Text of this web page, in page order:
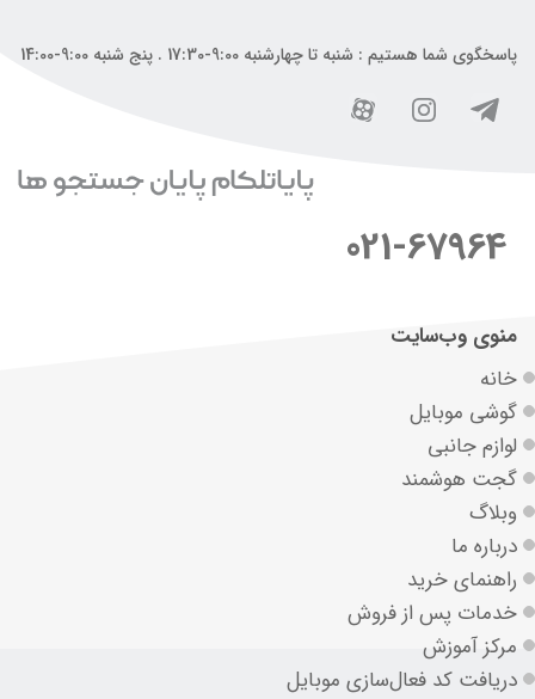
پاسخگوی شما هستیم : شنبه تا چهارشنبه 9:00-17:30 . پنج شنبه 9:00-14:00
021-67964
منوی وب‌سایت
خانه
گوشی موبایل
لوازم جانبی
گجت هوشمند
وبلاگ
درباره ما
راهنمای خرید
خدمات پس از فروش
مرکز آموزش
دریافت کد فعال‌سازی موبایل